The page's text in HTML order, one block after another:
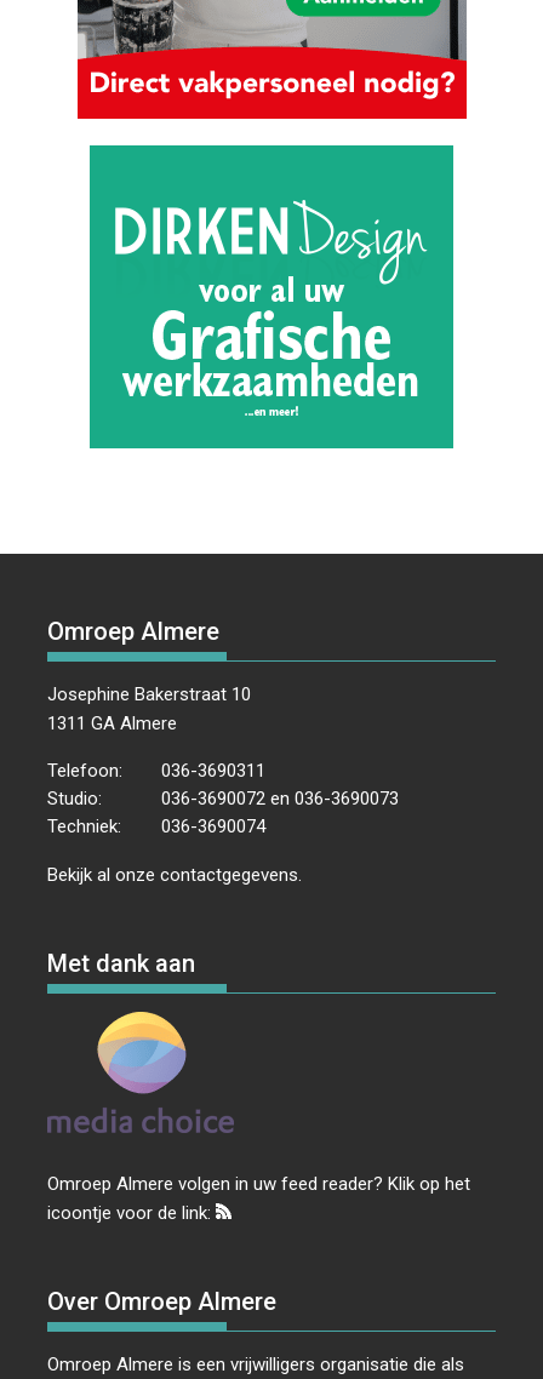
Omroep Almere
Josephine Bakerstraat 10
1311 GA Almere
Telefoon:
036-3690311
Studio:
036-3690072 en 036-3690073
Techniek:
036-3690074
Bekijk al onzecontactgegevens
Met dank aan
Omroep Almere volgen in uw feed reader? Klik op het
icoontje voor de link:
Over Omroep Almere
Omroep Almere is een vrijwilligers organisatie die als